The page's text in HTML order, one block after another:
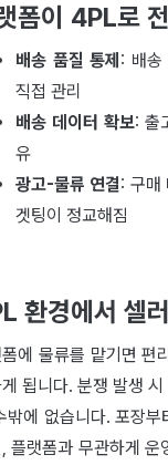
폼이 4PL로
배송 품질 통제 : 배송
직접 관리
배송 데이터 확보: 출
유
광고-물류 연결: 구매
겟팅이 정교해짐
환경에서 셀
에 물류를 맡기면 편
됩니다. 분쟁 발생
밖에 없습니다. 포장
플랫폼과 무관하게